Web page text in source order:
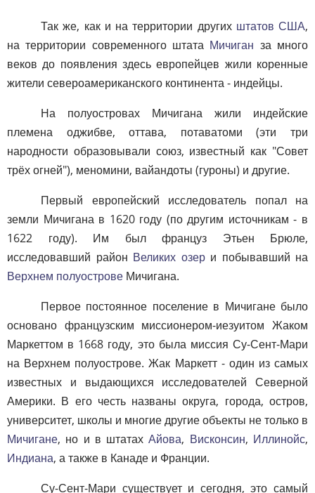
Так же, как и на территории других штатов США,
на территории современного штата Мичиган за много
веков до появления здесь европейцев жили коренные
жители североамериканского континента - индейцы.
На полуостровах Мичигана жили индейские
племена оджибве, оттава, потаватоми (эти три
народности образовывали союз, известный как "Совет
трёх огней"), меномини, вайандоты (гуроны) и другие.
Первый европейский исследователь попал на
земли Мичигана в 1620 году (по другим источникам - в
1622 году). Им был француз Этьен Брюле,
исследовавший район Великих озери побывавший на
Верхнем полуострове Мичигана.
Первое постоянное поселение в Мичигане было
основано французским миссионером-иезуитом Жаком
Маркеттом в 1668 году, это была миссия Су-Сент-Мари
на Верхнем полуострове. Жак Маркетт - один из самых
известных и выдающихся исследователей Северной
Америки. В его честь названы округа, города, остров,
университет, школы и многие другие объекты не только в
Мичигане, но и в штатахАйова, Висконсин, Иллинойс,
Индиана, а также в Канаде и Франции.
Су-Сент-Мари существует и сегодня, это самый